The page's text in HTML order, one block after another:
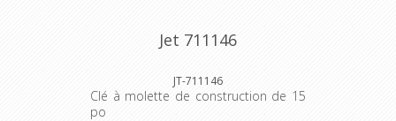
Jet 711146
JT-711146
Clé à molette de construction de 15
po